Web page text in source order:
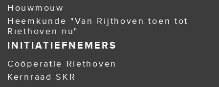
Houwmouw
Heemkunde "Van Rijthoven toen tot
Riethoven nu"
INITIATIEFNEMERS
Coöperatie Riethoven
Kernraad SKR